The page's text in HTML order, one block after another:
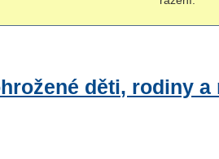
děti, rodiny a